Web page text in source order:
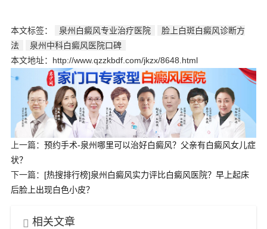
本文标签： 泉州白癜风专业治疗医院
脸上白斑白癜风诊断方
法
泉州中科白癜风医院口碑
本文地址：http://www.qzzkbdf.com/jkzx/8648.html
上一篇： 预约手术-泉州哪里可以治好白癜风？父亲有白癜风女儿症
状？
下一篇： [热搜排行榜]泉州白癜风实力评比白癜风医院？早上起床
后脸上出现白色小皮？
相关文章